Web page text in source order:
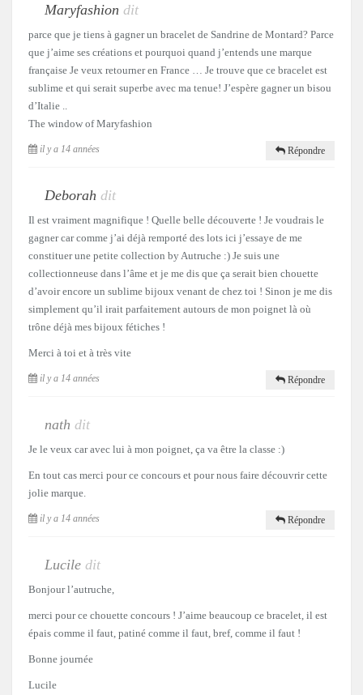
Maryfashion dit
parce que je tiens à gagner un bracelet de Sandrine de Montard? Parce
que j’aime ses créations et pourquoi quand j’entends une marque
française Je veux retourner en France … Je trouve que ce bracelet est
sublime et qui serait superbe avec ma tenue! J’espère gagner un bisou
d’Italie ..
The window of Maryfashion
il y a 14 années Répondre
Deborah dit
Il est vraiment magnifique ! Quelle belle découverte ! Je voudrais le
gagner car comme j’ai déjà remporté des lots ici j’essaye de me
constituer une petite collection by Autruche :) Je suis une
collectionneuse dans l’âme et je me dis que ça serait bien chouette
d’avoir encore un sublime bijoux venant de chez toi ! Sinon je me dis
simplement qu’il irait parfaitement autours de mon poignet là où
trône déjà mes bijoux fétiches !
Merci à toi et à très vite
il y a 14 années Répondre
nath dit
Je le veux car avec lui à mon poignet, ça va être la classe :)
En tout cas merci pour ce concours et pour nous faire découvrir cette
jolie marque.
il y a 14 années Répondre
Lucile dit
Bonjour l’autruche,
merci pour ce chouette concours ! J’aime beaucoup ce bracelet, il est
épais comme il faut, patiné comme il faut, bref, comme il faut !
Bonne journée
Lucile